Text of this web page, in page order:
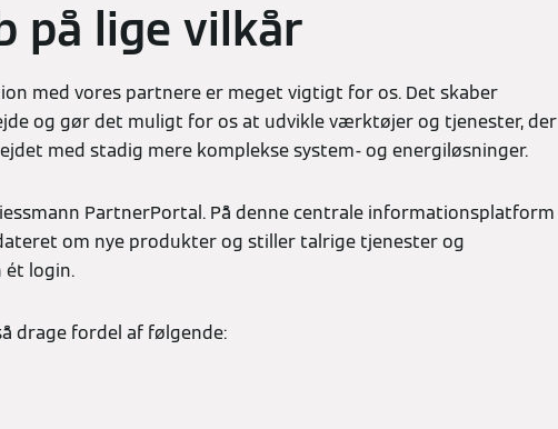
på lige vilkår
med vores partnere er meget vigtigt for os. Det skaber
og gør det muligt for os at udvikle værktøjer og tjenester, der
med stadig mere komplekse system- og energiløsninger.
PartnerPortal. På denne centrale informationsplatform
om nye produkter og stiller talrige tjenester og
ét login.
drage fordel af følgende: